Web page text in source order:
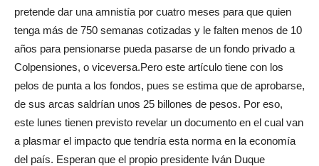
pretende dar una amnistía por cuatro meses para que quien
tenga más de 750 semanas cotizadas y le falten menos de 10
años para pensionarse pueda pasarse de un fondo privado a
Colpensiones, o viceversa.Pero este artículo tiene con los
pelos de punta a los fondos, pues se estima que de aprobarse,
de sus arcas saldrían unos 25 billones de pesos. Por eso,
este lunes tienen previsto revelar un documento en el cual van
a plasmar el impacto que tendría esta norma en la economía
del país. Esperan que el propio presidente Iván Duque